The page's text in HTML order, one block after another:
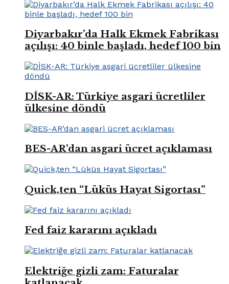
Diyarbakır’da Halk Ekmek Fabrikası
açılışı: 40 binle başladı, hedef 100 bin
DİSK-AR: Türkiye asgari ücretliler
ülkesine döndü
BES-AR’dan asgari ücret açıklaması
Quick,ten “Lüküs Hayat Sigortası”
Fed faiz kararını açıkladı
Elektriğe gizli zam: Faturalar